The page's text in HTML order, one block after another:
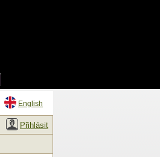
English
Přihlásit